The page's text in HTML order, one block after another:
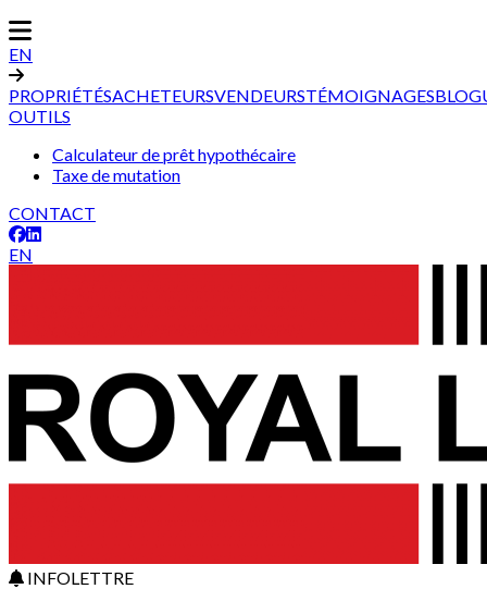
EN
PROPRIÉTÉSACHETEURSVENDEURSTÉMOIGNAGES
OUTILS
Calculateur de prêt hypothécaire
Taxe de mutation
CONTACT
EN
INFOLETTRE